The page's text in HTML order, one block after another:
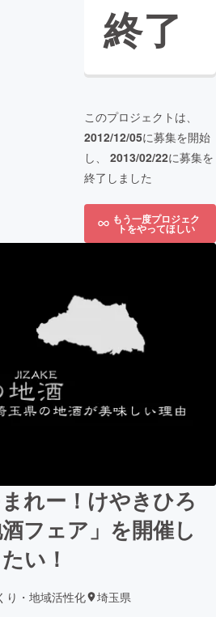
終了
このプロジェクトは、
2012/12/05に募集を開始
し、 2013/02/22に募集を
終了しました
もう一度プロジェク
トをやってほしい
れー！けやきひろ
フェア」を開催し
たい！
り・地域活性化 埼玉県